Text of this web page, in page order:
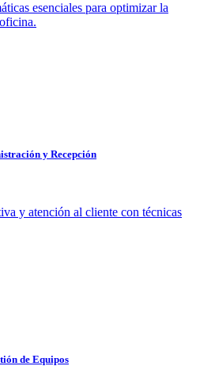
esenciales para optimizar la
y Recepción
y atención al cliente con técnicas
de Equipos